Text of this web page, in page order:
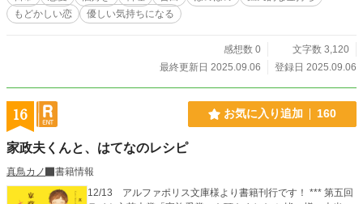
もどかしい恋
優しい気持ちになる
感想数 0
文字数 3,120
最終更新日 2025.09.06
登録日 2025.09.06
16 お気に入り追加 160
家政夫くんと、はてなのレシピ
真鳥カノ
書籍情報
12/13 アルファポリス文庫様より書籍刊行です！ *** 第五回